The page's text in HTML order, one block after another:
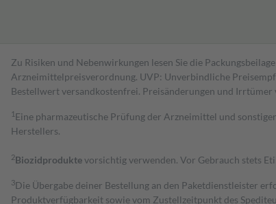
Zu Risiken und Nebenwirkungen lesen Sie die
Arzneimittelpreisverordnung. UVP: Unverbindliche
Bestell­wert versand­kosten­frei. Preisänderungen und
1 Eine pharmazeutische Prüfung der Arzneimittel und
Herstellers.
2Biozidproduktevorsichtig verwenden. Vor Gebrauch stets
3Die Übergabe deiner Bestellung an den Paketdienstleister
Produktverfügbarkeit sowie vom Zustellzeitpunkt des